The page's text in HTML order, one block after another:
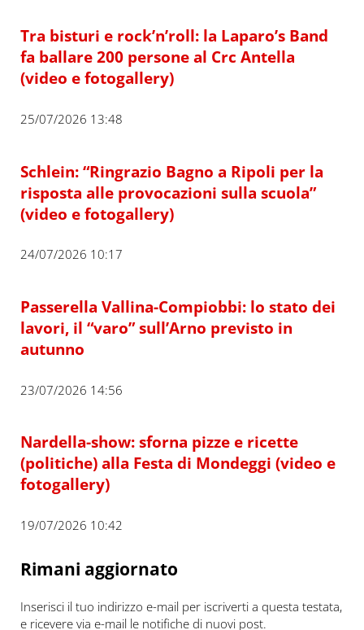
Tra bisturi e rock’n’roll: la Laparo’s Band
fa ballare 200 persone al Crc Antella
(video e fotogallery)
25/07/2026 13:48
Schlein: “Ringrazio Bagno a Ripoli per la
risposta alle provocazioni sulla scuola”
(video e fotogallery)
24/07/2026 10:17
Passerella Vallina-Compiobbi: lo stato dei
lavori, il “varo” sull’Arno previsto in
autunno
23/07/2026 14:56
Nardella-show: sforna pizze e ricette
(politiche) alla Festa di Mondeggi (video e
fotogallery)
19/07/2026 10:42
Rimani aggiornato
Inserisci il tuo indirizzo e-mail per iscriverti a questa testata,
e ricevere via e-mail le notifiche di nuovi post.